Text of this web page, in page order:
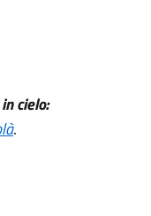
cielo:
.